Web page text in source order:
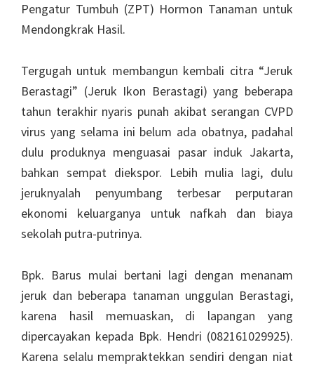
Pengatur Tumbuh (ZPT) Hormon Tanaman untuk
Mendongkrak Hasil.
Tergugah untuk membangun kembali citra “Jeruk
Berastagi” (Jeruk Ikon Berastagi) yang beberapa
tahun terakhir nyaris punah akibat serangan CVPD
virus yang selama ini belum ada obatnya, padahal
dulu produknya menguasai pasar induk Jakarta,
bahkan sempat diekspor. Lebih mulia lagi, dulu
jeruknyalah penyumbang terbesar perputaran
ekonomi keluarganya untuk nafkah dan biaya
sekolah putra-putrinya.
Bpk. Barus mulai bertani lagi dengan menanam
jeruk dan beberapa tanaman unggulan Berastagi,
karena hasil memuaskan, di lapangan yang
dipercayakan kepada Bpk. Hendri (082161029925).
Karena selalu mempraktekkan sendiri dengan niat